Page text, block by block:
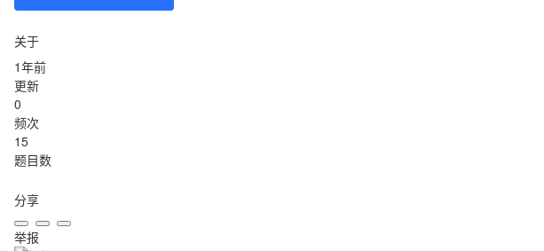
关于
1年前
更新
0
频次
15
题目数
分享
举报